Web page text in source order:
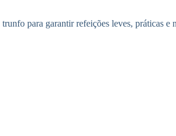
para garantir refeições leves, práticas e